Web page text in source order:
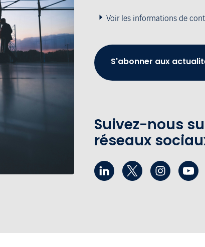
Voir les informations de
S'abonner aux
Suivez-nous
réseaux